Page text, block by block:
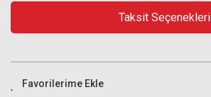
Taksit Seçenekleri